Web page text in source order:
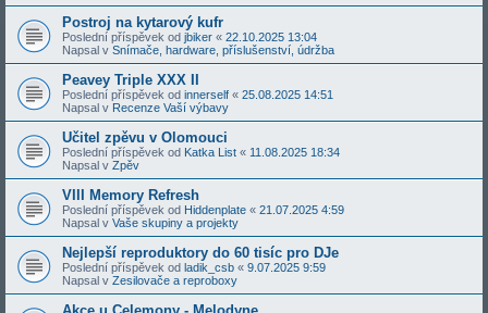
Postroj na kytarový kufr
Poslední příspěvek od jbiker « 22.10.2025 13:04
Napsal v Snímače, hardware, příslušenství, údržba
Peavey Triple XXX II
Poslední příspěvek od innerself « 25.08.2025 14:51
Napsal v Recenze Vaší výbavy
Učitel zpěvu v Olomouci
Poslední příspěvek od Katka List « 11.08.2025 18:34
Napsal v Zpěv
VIII Memory Refresh
Poslední příspěvek od Hiddenplate « 21.07.2025 4:59
Napsal v Vaše skupiny a projekty
Nejlepší reproduktory do 60 tisíc pro DJe
Poslední příspěvek od ladik_csb « 9.07.2025 9:59
Napsal v Zesilovače a reproboxy
Akce u Celemony - Melodyne